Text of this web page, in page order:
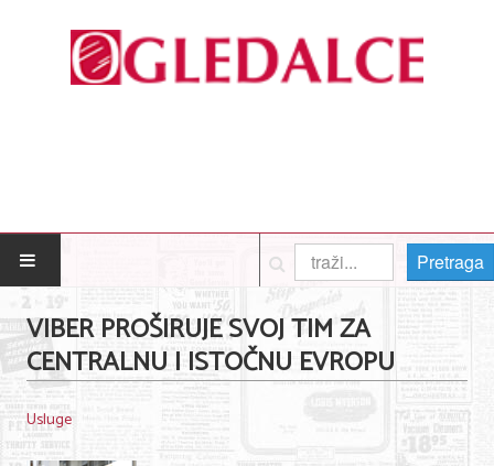
POČETNA
Posao
Usluge
Nega lica i tela
Pretraga
VIBER PROŠIRUJE SVOJ TIM ZA
CENTRALNU I ISTOČNU EVROPU
Usluge